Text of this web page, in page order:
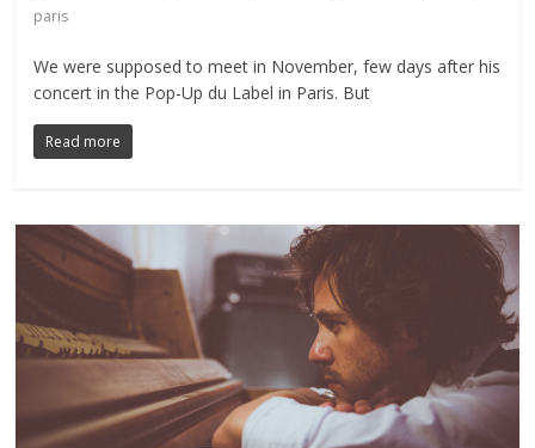
paris
We were supposed to meet in November, few days after his
concert in the Pop-Up du Label in Paris. But
Read more